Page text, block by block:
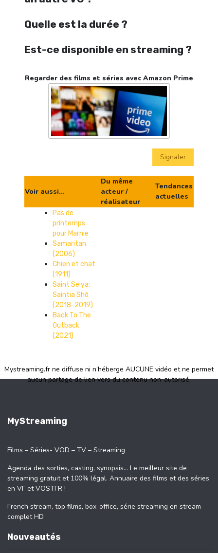
Quelle est la durée ?
Est-ce disponible en streaming ?
Regarder des films et séries avec Amazon Prime
Signaler
Voir aussi...
Du même
acteur /
réalisateur
Tendances
actuelles
Pas de
printemps
pour Marnie
Samaritan
(2006)
Chien et chat
(1911)
Saint Seiya:
Saintia Shō
(2018–2019)
Back To The
Outback
(2021)
Mystreaming.fr ne diffuse ni n’héberge AUCUNE vidéo et ne permet
aucun partage de lien vers du contenu non-autorisé.
MyStreaming
Films – Séries- VOD – TV – Streaming
Agenda des sorties, casting, synopsis… Le meilleur site de
streaming gratuit et 100% légal. Annuaire des films et des séries
en VF et VOSTFR !
French stream, top films, box-office, série streaming en stream
complet HD
Nouveautés